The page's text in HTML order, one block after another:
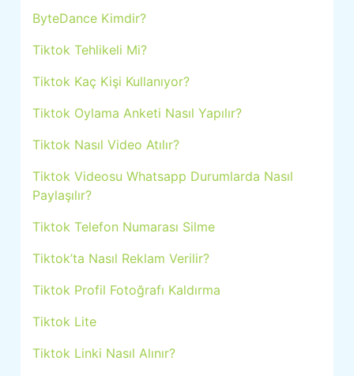
ByteDance Kimdir?
Tiktok Tehlikeli Mi?
Tiktok Kaç Kişi Kullanıyor?
Tiktok Oylama Anketi Nasıl Yapılır?
Tiktok Nasıl Video Atılır?
Tiktok Videosu Whatsapp Durumlarda Nasıl
Paylaşılır?
Tiktok Telefon Numarası Silme
Tiktok’ta Nasıl Reklam Verilir?
Tiktok Profil Fotoğrafı Kaldırma
Tiktok Lite
Tiktok Linki Nasıl Alınır?